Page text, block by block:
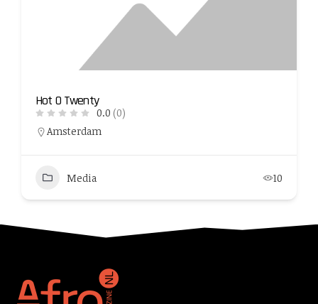
Hot O Twenty
0.0 (0)
Amsterdam
Media 10